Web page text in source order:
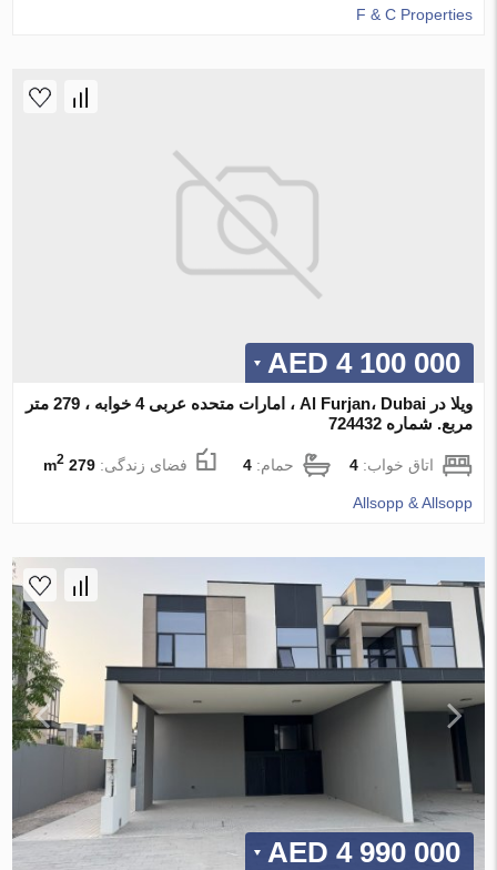
F & C Properties
4 100 000 AED
ویلا در Al Furjan، Dubai ، امارات متحده عربی 4 خوابه ، 279 متر
مربع. شماره 724432
اتاق خواب:4 حمام:4 فضای زندگی:279 m
2
Allsopp & Allsopp
4 990 000 AED